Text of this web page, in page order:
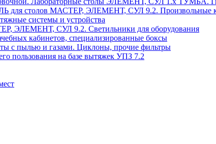
столов МАСТЕР, ЭЛЕМЕНТ, СУЛ 9.2. Произвольные
системы и устройства
ЭЛЕМЕНТ, СУЛ 9.2. Светильники для оборудования
кабинетов, специализированные боксы
с пылью и газами. Циклоны, прочие фильтры
пользования на базе вытяжек УПЗ 7.2